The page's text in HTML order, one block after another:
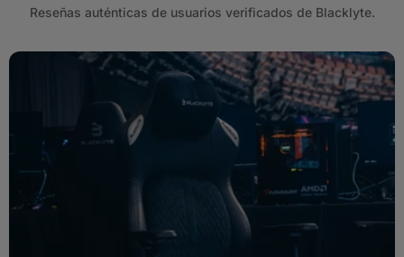
Reseñas auténticas de usuarios verificados de Blacklyte.